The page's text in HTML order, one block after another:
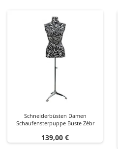
Schneiderbüsten Damen
Schaufensterpuppe Buste Zèbr
Preis
139,00 €